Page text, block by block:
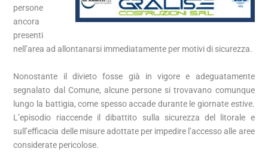
persone
ancora
presenti
nell’area ad allontanarsi immediatamente per motivi di sicurezza.
Nonostante il divieto fosse già in vigore e adeguatamente
segnalato dal Comune, alcune persone si trovavano comunque
lungo la battigia, come spesso accade durante le giornate estive.
L’episodio riaccende il dibattito sulla sicurezza del litorale e
sull’efficacia delle misure adottate per impedire l’accesso alle aree
considerate pericolose.